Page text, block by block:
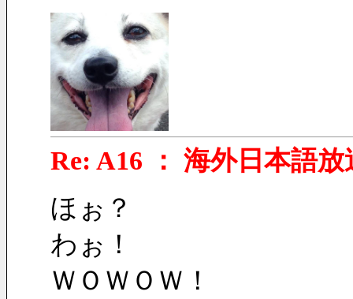
Re: A16 ： 海外日本語放
ほぉ？
わぉ！
ＷＯＷＯＷ！